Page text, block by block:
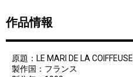
作品情報
原題：LE MARI DE LA COIFFEUSE
製作国：フランス